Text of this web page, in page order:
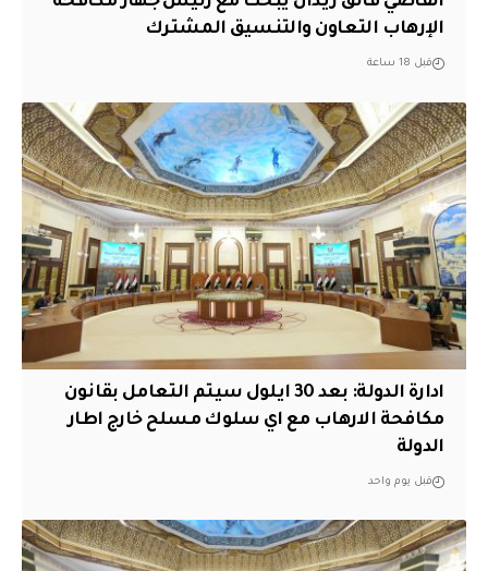
الإرهاب التعاون والتنسيق المشترك
قبل 18 ساعة
ادارة الدولة: بعد 30 ايلول سيتم التعامل بقانون
مكافحة الارهاب مع اي سلوك مسلح خارج اطار
الدولة
قبل يوم واحد